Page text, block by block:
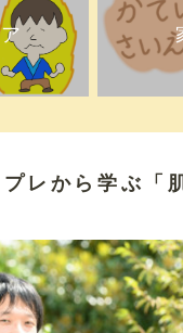
レから学ぶ「